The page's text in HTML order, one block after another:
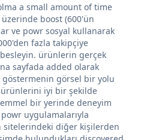
a small amount of time
boost (600'ün
ve powr sosyal kullanarak
fazla takipçiye
ürünlerin gerçek
sayfada added olarak
göstermenin görsel bir yolu
iyi bir şekilde
bir yerinde deneyim
uygulamalarıyla
diğer kişilerden